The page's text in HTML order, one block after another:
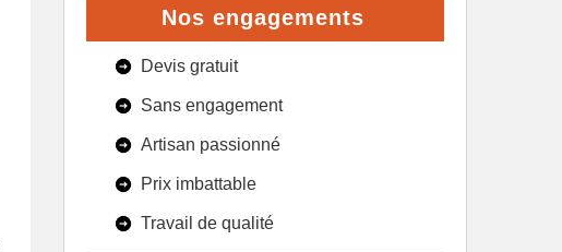
Nos engagements
Devis gratuit
Sans engagement
Artisan passionné
Prix imbattable
Travail de qualité